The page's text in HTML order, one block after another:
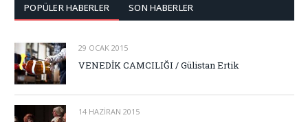
POPÜLER HABERLER SON HABERLER
29 OCAK 2015
VENEDİK CAMCILIĞI / Gülistan Ertik
14 HAZIRAN 2015